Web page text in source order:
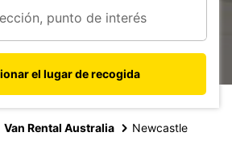
el lugar de recogida
Van Rental Australia Newcastle